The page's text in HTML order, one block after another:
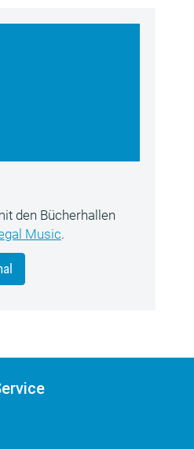
den Bücherhallen
Music.